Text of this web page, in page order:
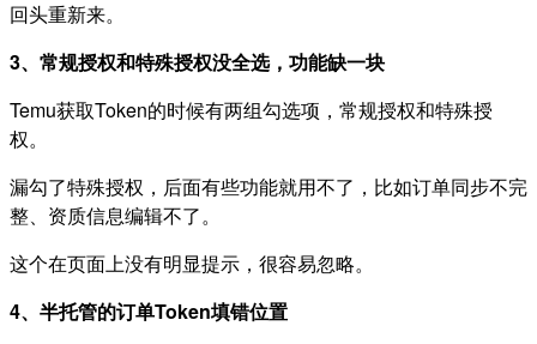
回头重新来。
3、常规授权和特殊授权没全选，功能缺一块
Temu获取Token的时候有两组勾选项，常规授权和特殊授
权。
漏勾了特殊授权，后面有些功能就用不了，比如订单同步不完
整、资质信息编辑不了。
这个在页面上没有明显提示，很容易忽略。
4、半托管的订单Token填错位置